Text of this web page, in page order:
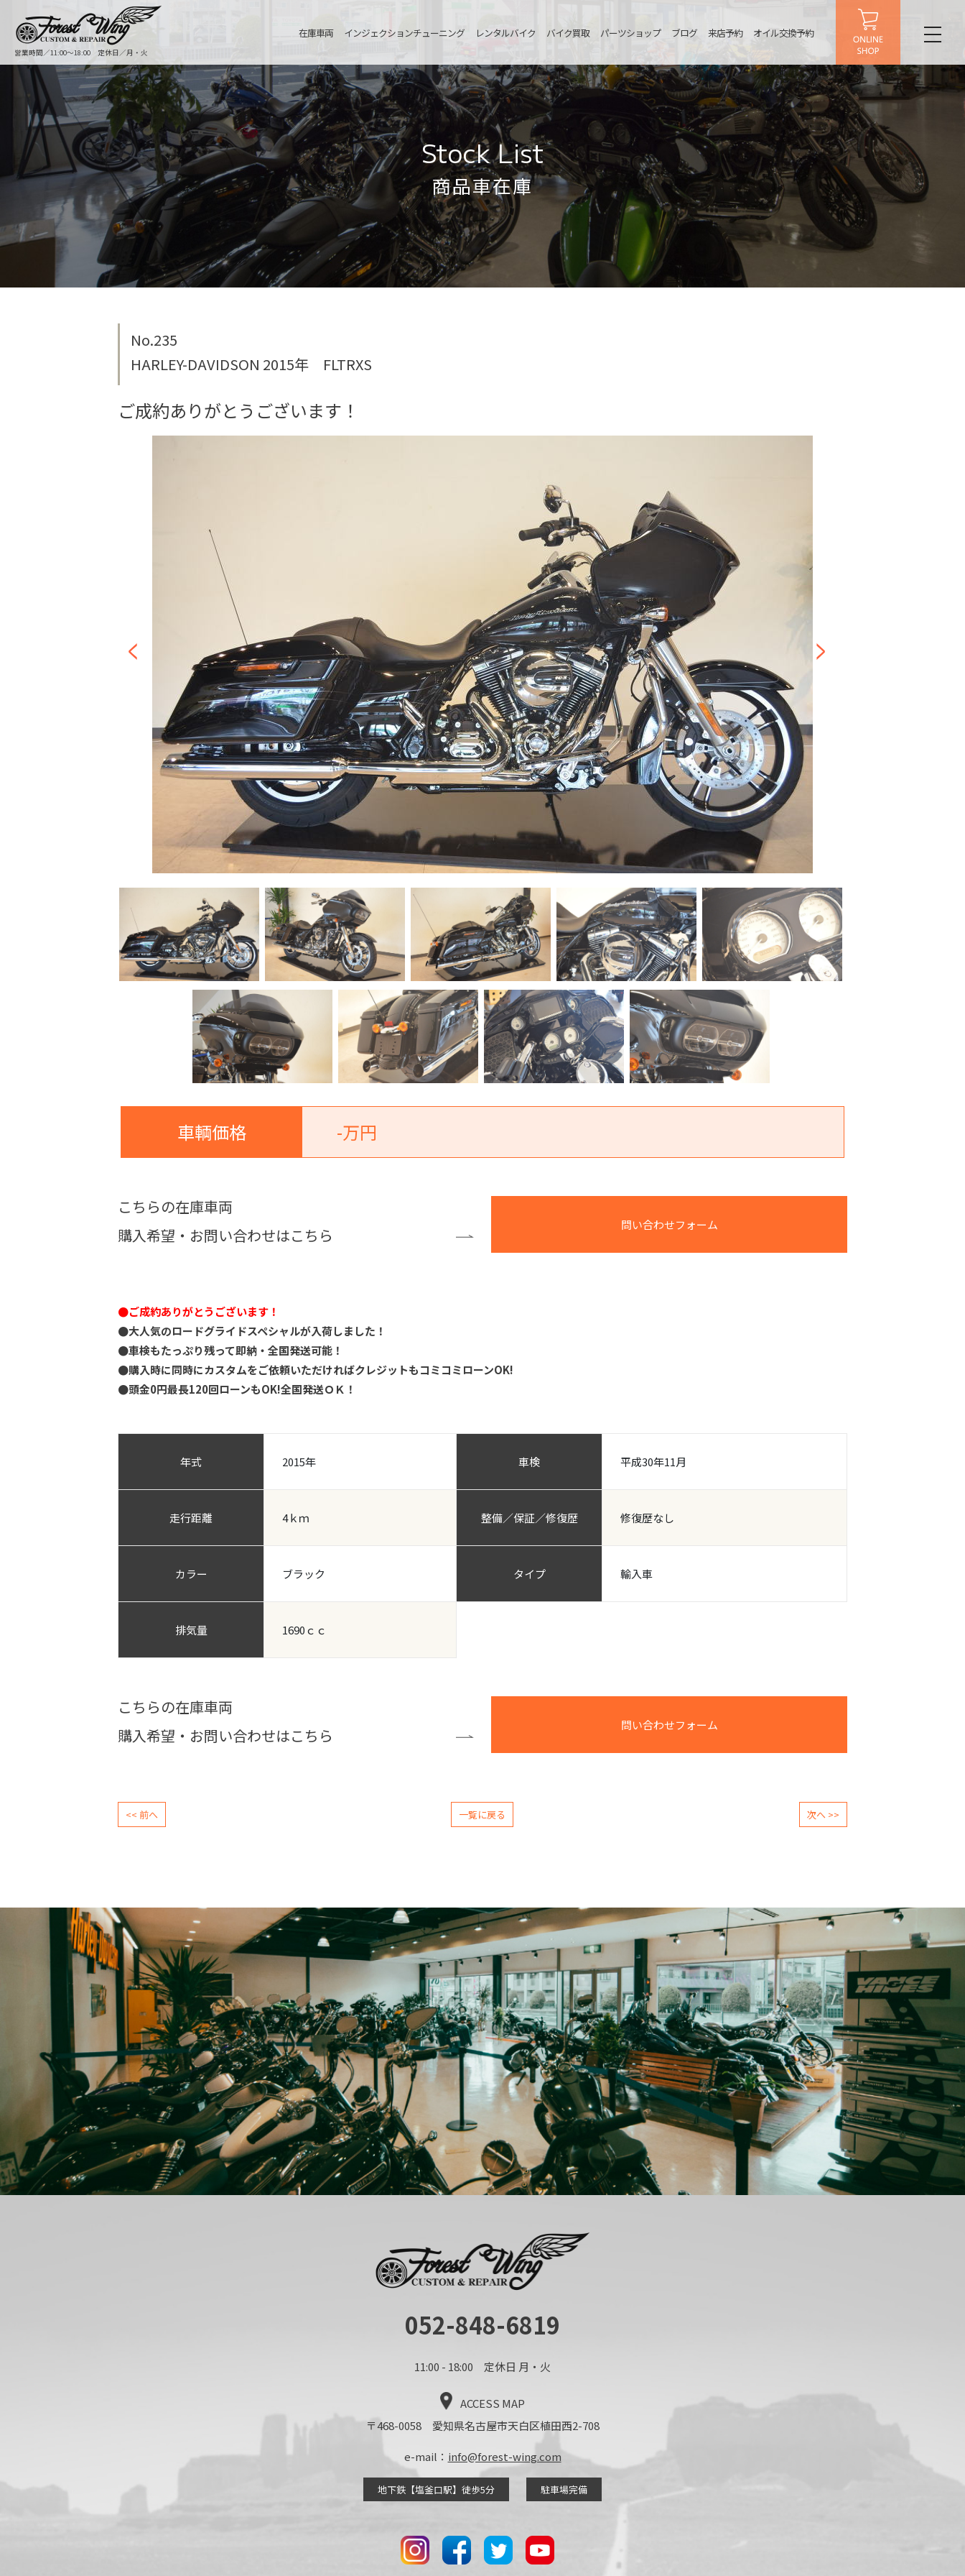
営業時間／11:00〜18:00 定休日／月・火
在庫車両 インジェクションチューニング レンタルバイク バイク買取 パーツショップ ブログ 来店予約 オイル交換予約
Stock List
商品車在庫
No.235
HARLEY-DAVIDSON 2015年 FLTRXS
ご成約ありがとうございます！
車輌価格 -万円
こちらの在庫車両
購入希望・お問い合わせはこちら
問い合わせフォーム
●ご成約ありがとうございます！
●大人気のロードグライドスペシャルが入荷しました！
●車検もたっぷり残って即納・全国発送可能！
●購入時に同時にカスタムをご依頼いただければクレジットもコミコミローンOK!
●頭金0円最長120回ローンもOK!全国発送ＯＫ！
年式 2015年 車検 平成30年11月
走行距離 4ｋｍ 整備／保証／修復歴 修復歴なし
カラー ブラック タイプ 輸入車
排気量 1690ｃｃ
こちらの在庫車両
購入希望・お問い合わせはこちら
問い合わせフォーム
<< 前へ 一覧に戻る 次へ >>
052-848-6819
11:00 - 18:00 定休日 月・火
ACCESS MAP
〒468-0058 愛知県名古屋市天白区植田西2-708
e-mail： info@forest-wing.com
地下鉄【塩釜口駅】徒歩5分 駐車場完備